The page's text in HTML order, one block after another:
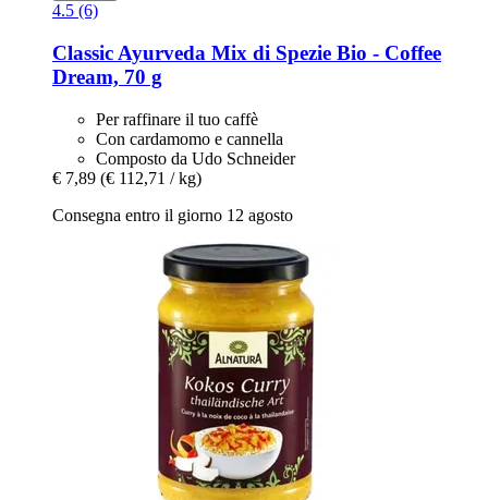
4.5 (6)
Classic Ayurveda Mix di Spezie Bio -​ Coffee
Dream, 70 g
Per raffinare il tuo caffè
Con cardamomo e cannella
Composto da Udo Schneider
€ 7,89 (€ 112,71 / kg)
Consegna entro il giorno 12 agosto